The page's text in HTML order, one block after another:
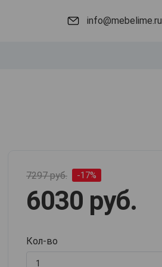
info@mebelime.ru
7297 руб. -17%
6030 руб.
Кол-во